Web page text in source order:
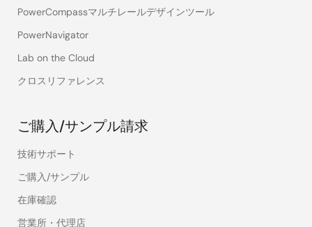
PowerCompassマルチレールデザインツール
PowerNavigator
Lab on the Cloud
クロスリファレンス
ご購入/サンプル請求
技術サポート
ご購入/サンプル
在庫確認
営業所・代理店